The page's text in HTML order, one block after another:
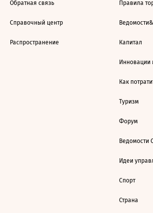
Обратная связь
Справочный центр
Распространение
Правила
Ведомости&
Капитал
Инновации
Как
Туризм
Форум
Ведомости
Идеи
Спорт
Страна